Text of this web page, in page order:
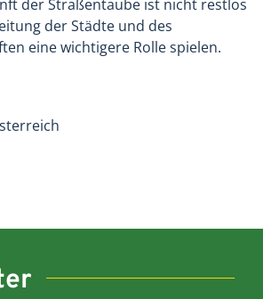
der Straßentaube ist nicht restlos
der Städte und des
eine wichtigere Rolle spielen.